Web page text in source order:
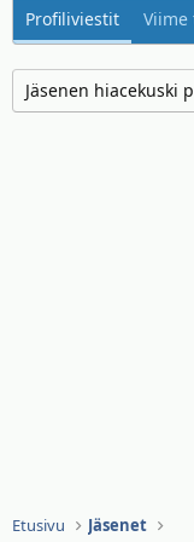
Profiliviestit
Jäsenen hiacekuski
Etusivu Jäsenet